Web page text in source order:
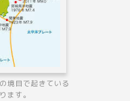
境目で起きている
ます。